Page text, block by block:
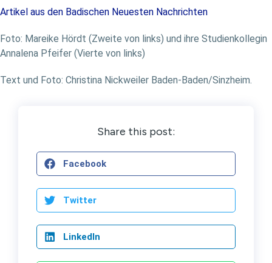
Artikel aus den Badischen Neuesten Nachrichten
Foto: Mareike Hördt (Zweite von links) und ihre Studienkollegin
Annalena Pfeifer (Vierte von links)
Text und Foto: Christina Nickweiler Baden-Baden/Sinzheim.
Share this post:
Facebook
Twitter
LinkedIn